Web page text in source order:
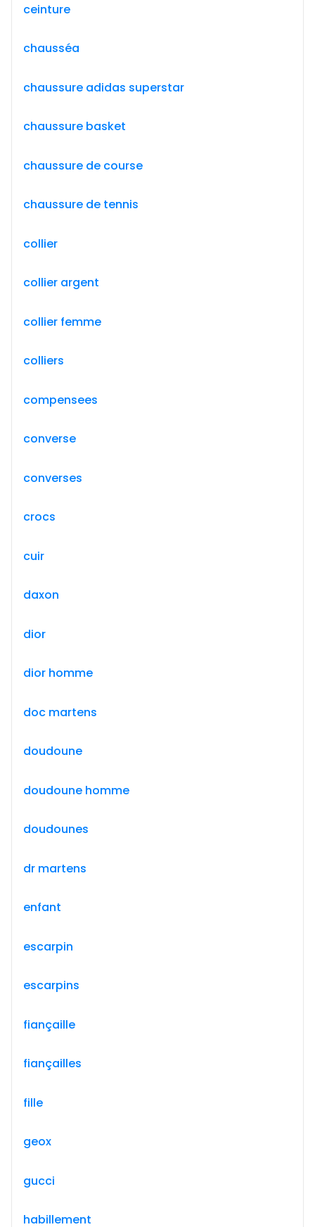
ceinture
chausséa
chaussure adidas superstar
chaussure basket
chaussure de course
chaussure de tennis
collier
collier argent
collier femme
colliers
compensees
converse
converses
crocs
cuir
daxon
dior
dior homme
doc martens
doudoune
doudoune homme
doudounes
dr martens
enfant
escarpin
escarpins
fiançaille
fiançailles
fille
geox
gucci
habillement